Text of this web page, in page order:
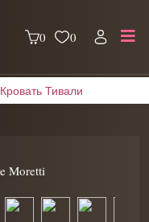
0 0
Кровать Тивали